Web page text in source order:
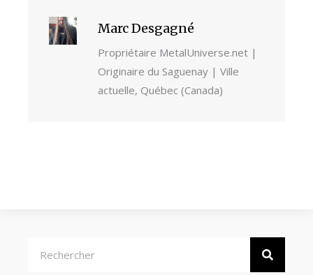
Marc Desgagné
Propriétaire MetalUniverse.net |
Originaire du Saguenay | Ville
actuelle, Québec (Canada)